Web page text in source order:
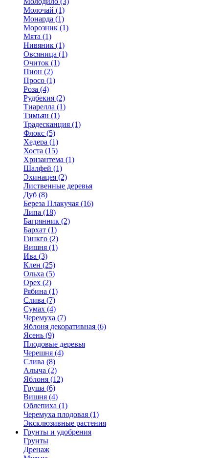
Молочай (1)
Монарда (1)
Морозник (1)
Мята (1)
Нивяник (1)
Овсяница (1)
Очиток (1)
Пион (2)
Просо (1)
Роза (4)
Рудбекия (2)
Тиарелла (1)
Тимьян (1)
Традесканция (1)
Флокс (5)
Хедера (1)
Хоста (15)
Хризантема (1)
Шалфей (1)
Эхинацея (2)
Лиственные деревья
Дуб (8)
Береза Плакучая (16)
Липа (18)
Багрянник (2)
Бархат (1)
Гинкго (2)
Вишня (1)
Ива (3)
Клен (25)
Ольха (5)
Орех (2)
Рябина (1)
Слива (7)
Сумах (4)
Черемуха (7)
Яблоня декоративная (6)
Ясень (9)
Плодовые деревья
Черешня (4)
Слива (8)
Алыча (2)
Яблоня (12)
Груша (6)
Вишня (4)
Облепиха (1)
Черемуха плодовая (1)
Эксклюзивные растения
Грунты и удобрения
Грунты
Дренаж